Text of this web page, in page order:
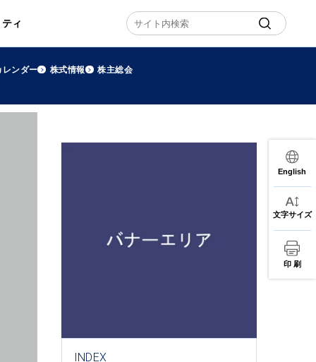
ィ
レンダー 株式情報
株主総会
INDEX
English
文字サイズ
印 刷